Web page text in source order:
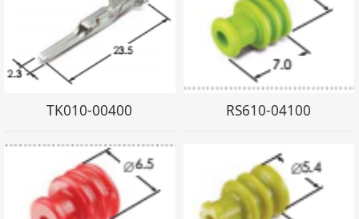
TK010-00400 RS610-04100